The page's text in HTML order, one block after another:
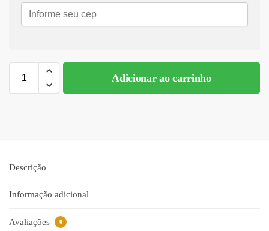
Adicionar ao carrinho
n
t
v
Descrição
Informação adicional
Avaliações 0